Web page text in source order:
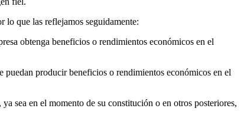
que las reflejamos seguidamente:
obtenga beneficios o rendimientos económicos en el
puedan producir beneficios o rendimientos económicos en el
sea en el momento de su constitución o en otros posteriores,